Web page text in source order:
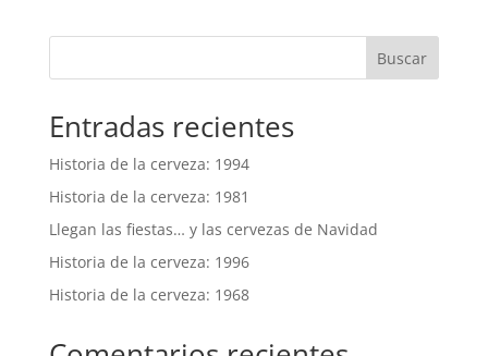
Buscar
Entradas recientes
Historia de la cerveza: 1994
Historia de la cerveza: 1981
Llegan las fiestas… y las cervezas de Navidad
Historia de la cerveza: 1996
Historia de la cerveza: 1968